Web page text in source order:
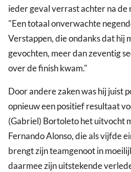
ieder geval verrast achter na de
"Een totaal onverwachte
Verstappen, die ondanks dat hij
gevochten, meer dan zeventig
over de finish kwam."
Door andere zaken was hij juist
opnieuw een positief resultaat
(Gabriel) Bortoleto het uitvocht
Fernando Alonso, die als vijfde
brengt zijn teamgenoot in
daarmee zijn uitstekende